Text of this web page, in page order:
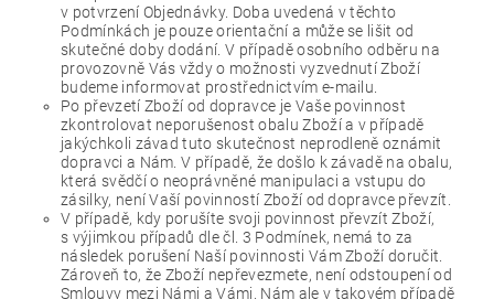
v potvrzení Objednávky. Doba uvedená v těchto
Podmínkách je pouze orientační a může se lišit od
skutečné doby dodání. V případě osobního odběru na
provozovně Vás vždy o možnosti vyzvednutí Zboží
budeme informovat prostřednictvím e-mailu.
Po převzetí Zboží od dopravce je Vaše povinnost
zkontrolovat neporušenost obalu Zboží a v případě
jakýchkoli závad tuto skutečnost neprodleně oznámit
dopravci a Nám. V případě, že došlo k závadě na obalu,
která svědčí o neoprávněné manipulaci a vstupu do
zásilky, není Vaší povinností Zboží od dopravce převzít.
V případě, kdy porušíte svoji povinnost převzít Zboží,
s výjimkou případů dle čl. 3 Podmínek, nemá to za
následek porušení Naší povinnosti Vám Zboží doručit.
Zároveň to, že Zboží nepřevezmete, není odstoupení od
Smlouvy mezi Námi a Vámi. Nám ale v takovém případě